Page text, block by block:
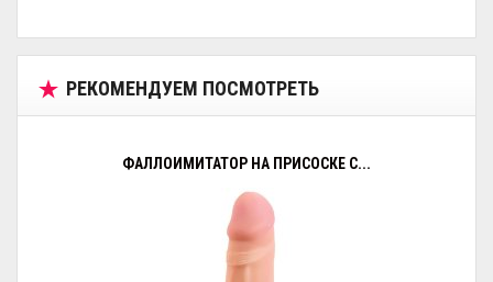
РЕКОМЕНДУЕМ ПОСМОТРЕТЬ
ФАЛЛОИМИТАТОР НА ПРИСОСКЕ С...